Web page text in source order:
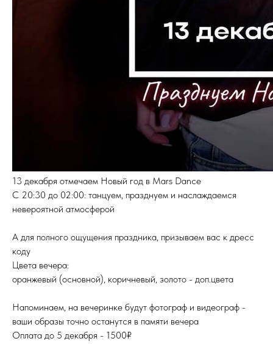
13 декабря отмечаем Новый год в Mars Dance
С 20:30 до 02:00: танцуем, празднуем и наслаждаемся
невероятной атмосферой
А для полного ощущения праздника, призываем вас к дресс
коду
Цвета вечера:
оранжевый (основной), коричневый, золото - доп.цвета
Напоминаем, на вечеринке будут фотограф и видеограф -
ваши образы точно останутся в памяти вечера
Оплата до 5 декабря - 1500₽